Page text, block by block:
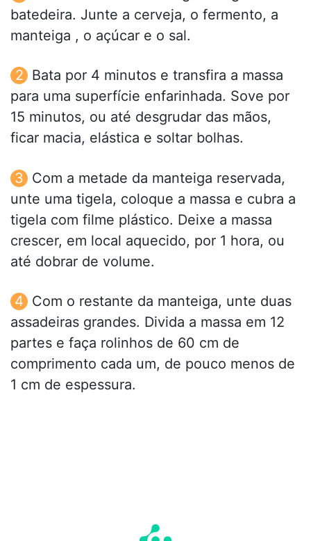
batedeira. Junte a cerveja, o fermento, a
manteiga , o açúcar e o sal.
Bata por 4 minutos e transfira a massa
para uma superfície enfarinhada. Sove por
15 minutos, ou até desgrudar das mãos,
ficar macia, elástica e soltar bolhas.
Com a metade da manteiga reservada,
unte uma tigela, coloque a massa e cubra a
tigela com filme plástico. Deixe a massa
crescer, em local aquecido, por 1 hora, ou
até dobrar de volume.
Com o restante da manteiga, unte duas
assadeiras grandes. Divida a massa em 12
partes e faça rolinhos de 60 cm de
comprimento cada um, de pouco menos de
1 cm de espessura.